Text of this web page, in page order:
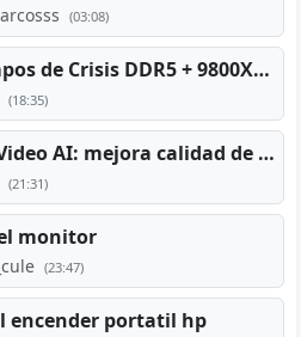
(03:08)
PC TOP en tiempos de Crisis DDR5 + 9800X3D + RTX 5080 [2026][2400€]
(18:35)
PC para Topaz Video AI: mejora calidad de vídeos viejos
(21:31)
monitor
(23:47)
encender portatil hp